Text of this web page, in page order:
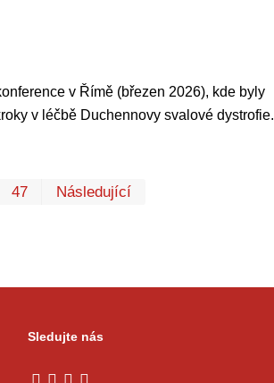
v Římě (březen 2026), kde byly
v léčbě Duchennovy svalové dystrofie.
47 Následující
Sledujte nás